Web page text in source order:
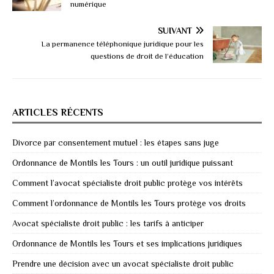
numérique
SUIVANT
La permanence téléphonique juridique pour les
questions de droit de l’éducation
ARTICLES RÉCENTS
Divorce par consentement mutuel : les étapes sans juge
Ordonnance de Montils les Tours : un outil juridique puissant
Comment l’avocat spécialiste droit public protège vos intérêts
Comment l’ordonnance de Montils les Tours protège vos droits
Avocat spécialiste droit public : les tarifs à anticiper
Ordonnance de Montils les Tours et ses implications juridiques
Prendre une décision avec un avocat spécialiste droit public